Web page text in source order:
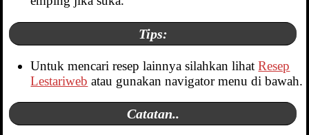
Tips:
Untuk mencari resep lainnya silahkan lihatResep
Lestariweb atau gunakan navigator menu di bawah.
Catatan..